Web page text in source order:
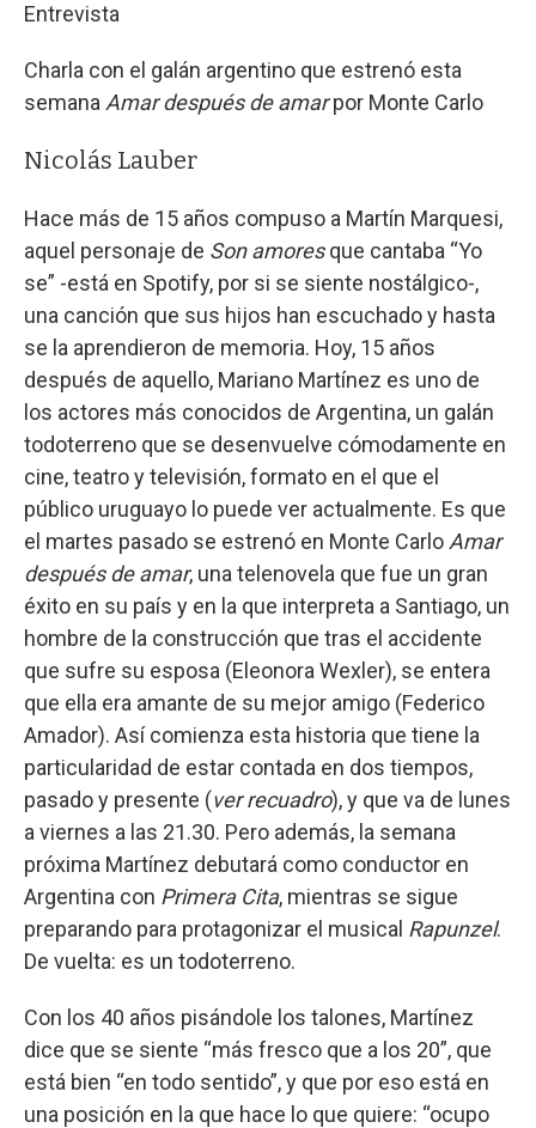
Entrevista
Charla con el galán argentino que estrenó esta
semana Amar después de amarpor Monte Carlo
Nicolás Lauber
Hace más de 15 años compuso a Martín Marquesi,
aquel personaje de Son amoresque cantaba “Yo
se” -está en Spotify, por si se siente nostálgico-,
una canción que sus hijos han escuchado y hasta
se la aprendieron de memoria. Hoy, 15 años
después de aquello, Mariano Martínez es uno de
los actores más conocidos de Argentina, un galán
todoterreno que se desenvuelve cómodamente en
cine, teatro y televisión, formato en el que el
público uruguayo lo puede ver actualmente. Es que
el martes pasado se estrenó en Monte Carlo Amar
después de amar, una telenovela que fue un gran
éxito en su país y en la que interpreta a Santiago, un
hombre de la construcción que tras el accidente
que sufre su esposa (Eleonora Wexler), se entera
que ella era amante de su mejor amigo (Federico
Amador). Así comienza esta historia que tiene la
particularidad de estar contada en dos tiempos,
pasado y presente (ver recuadro), y que va de lunes
a viernes a las 21.30. Pero además, la semana
próxima Martínez debutará como conductor en
Argentina con Primera Cita, mientras se sigue
preparando para protagonizar el musical Rapunzel.
De vuelta: es un todoterreno.
Con los 40 años pisándole los talones, Martínez
dice que se siente “más fresco que a los 20”, que
está bien “en todo sentido”, y que por eso está en
una posición en la que hace lo que quiere: “ocupo